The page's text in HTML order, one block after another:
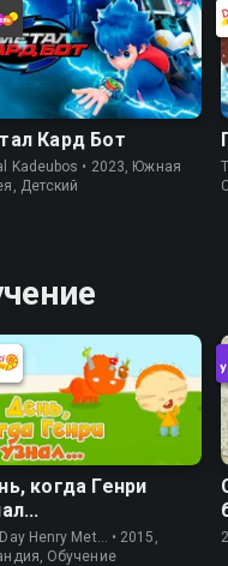
Кард Бот
Kadeubos • 2023, Южная
Детский
когда Генри
Henry Met… • 2015,
Обучение